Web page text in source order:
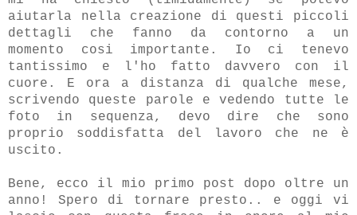
aiutarla nella creazione di questi piccoli
dettagli che fanno da contorno a un
momento cosi importante. Io ci tenevo
tantissimo e l'ho fatto davvero con il
cuore. E ora a distanza di qualche mese,
scrivendo queste parole e vedendo tutte le
foto in sequenza, devo dire che sono
proprio soddisfatta del lavoro che ne è
uscito.
Bene, ecco il mio primo post dopo oltre un
anno! Spero di tornare presto.. e oggi vi